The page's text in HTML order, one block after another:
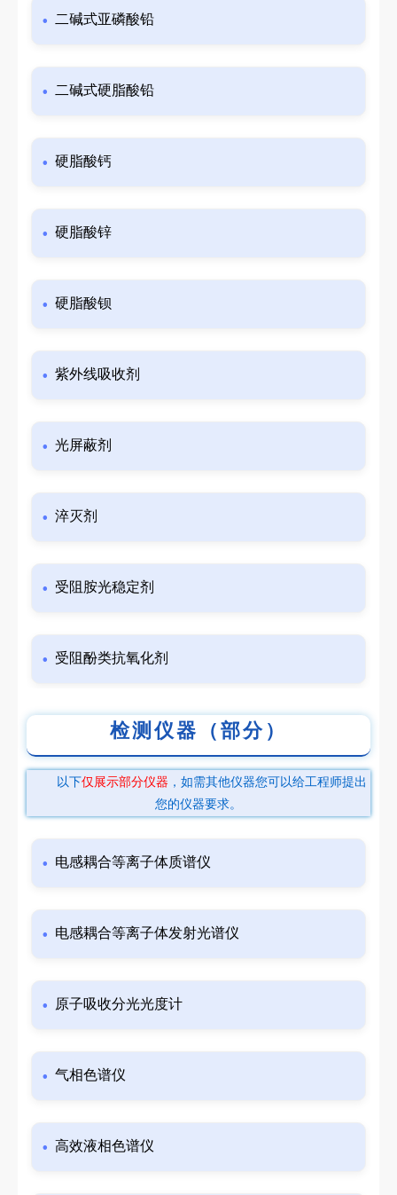
二碱式亚磷酸铅
二碱式硬脂酸铅
硬脂酸钙
硬脂酸锌
硬脂酸钡
紫外线吸收剂
光屏蔽剂
淬灭剂
受阻胺光稳定剂
受阻酚类抗氧化剂
检测仪器（部分）
以下仅展示部分仪器 ，如需其他仪器您可以给工程师提出
您的仪器要求。
电感耦合等离子体质谱仪
电感耦合等离子体发射光谱仪
原子吸收分光光度计
气相色谱仪
高效液相色谱仪